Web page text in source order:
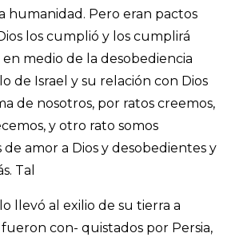
humanidad. Pero eran pactos
los cumplió y los cumplirá
medio de la desobediencia
de Israel y su relación con Dios
de nosotros, por ratos creemos,
y otro rato somos
amor a Dios y desobedientes y
Tal
llevó al exilio de su tierra a
con- quistados por Persia,